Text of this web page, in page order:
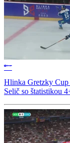
Hlinka Gretzky Cup
Selič so štatistikou